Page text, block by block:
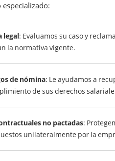
legal: Evaluamos su caso y
la normativa vigente.
de nómina: Le ayudamos a
de sus derechos
no pactadas:
unilateralmente por la